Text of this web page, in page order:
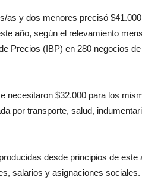
as y dos menores precisó
año, según el relevamiento
Precios (IBP) en 280 negocios
necesitaron $32.000 para los
por transporte, salud,
desde principios de este
salarios y asignaciones sociales.